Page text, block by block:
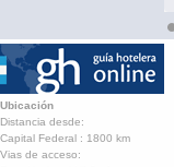
Ubicación
Distancia desde:
Capital Federal : 1800 km
Vias de acceso: